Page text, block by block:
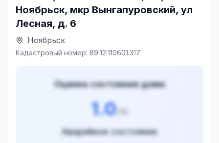
Ноябрьск, мкр Вынгапуровский, ул
Лесная, д. 6
Ноябрьск
Кадастровый номер: 89:12:110601:317
Оценка состояния дома
1.0/10
Аварийное состояние